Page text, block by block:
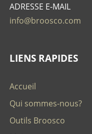
ADRESSE E-MAIL
info@broosco.com
LIENS RAPIDES
Accueil
Qui sommes-nous?
Outils Broosco